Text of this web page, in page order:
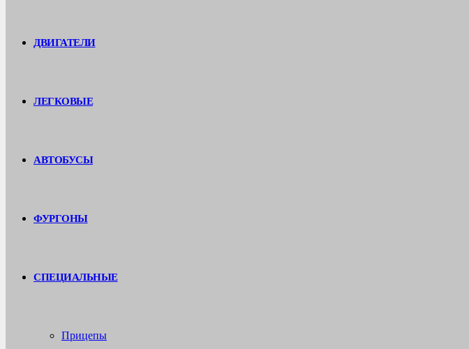
ДВИГАТЕЛИ
ЛЕГКОВЫЕ
АВТОБУСЫ
ФУРГОНЫ
СПЕЦИАЛЬНЫЕ
Прицепы